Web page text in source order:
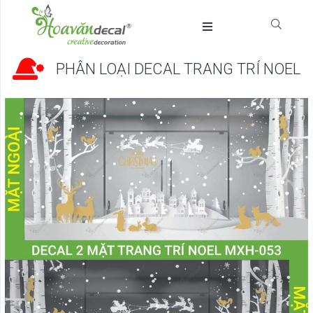
PHÂN LOẠI DECAL TRANG TRÍ NOEL